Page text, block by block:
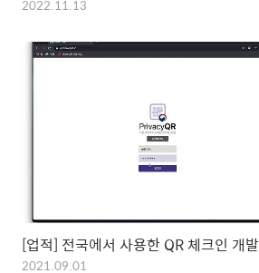
2022.11.13
[업적] 전국에서 사용한 QR 체크인 개발
2021.09.01